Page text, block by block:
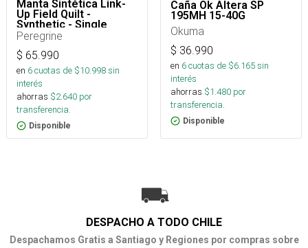
Manta Sintética Link-
Up Field Quilt -
Synthetic - Single
Peregrine
$ 65.990
en 6cuotas de $10.998sin
interés
ahorras $2.640 por
transferencia.
Disponible
Caña Ok Altera SP
195MH 15-40G
Okuma
$ 36.990
en 6cuotas de $6.165sin
interés
ahorras $1.480 por
transferencia.
Disponible
DESPACHO A TODO CHILE
Despachamos Gratis a Santiago y Regiones por compras sobre